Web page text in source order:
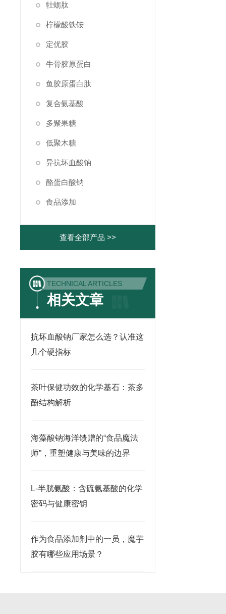
牡蛎肽
柠檬酸铁铵
定优胶
牛骨胶原蛋白
鱼胶原蛋白肽
复合氨基酸
多聚果糖
低聚木糖
异抗坏血酸钠
酪蛋白酸钠
食品添加
查看全部产品 >>
TECHNICAL ARTICLES
相关文章
抗坏血酸钠厂家怎么选？认准这
几个硬指标
茶叶保健功效的化学基石：茶多
酚结构解析
海藻酸钠海洋馈赠的“食品魔法
师”，重塑健康与美味的边界
L-半胱氨酸：含硫氨基酸的化学
密码与健康密钥
作为食品添加剂中的一员，魔芋
胶有哪些应用场景？